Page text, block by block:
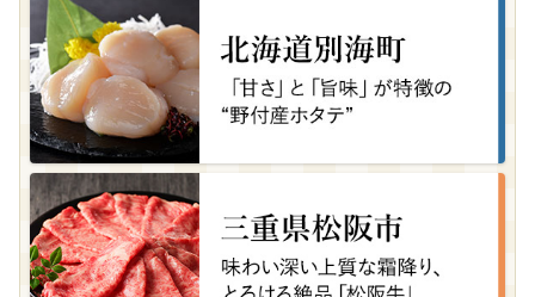
高知県土佐市
美しい透かし模様！高級ポケットティッシュ
08月07日(金) 12時08分
兵庫県加古川市
播磨メルカートのクリームチーズ
08月07日(金) 12時06分
福岡県筑紫野市